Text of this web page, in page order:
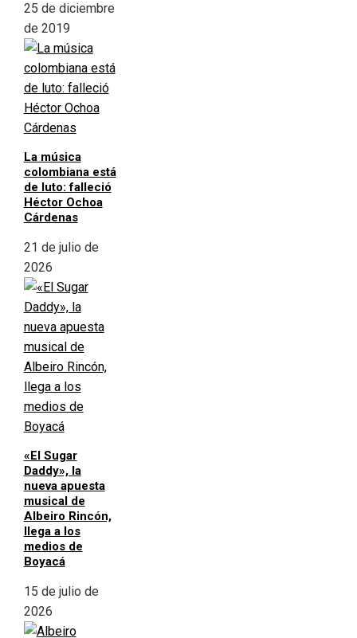
25 de diciembre
de 2019
La música
colombiana está
de luto: falleció
Héctor Ochoa
Cárdenas
21 de julio de
2026
«El Sugar
Daddy», la
nueva apuesta
musical de
Albeiro Rincón,
llega a los
medios de
Boyacá
15 de julio de
2026